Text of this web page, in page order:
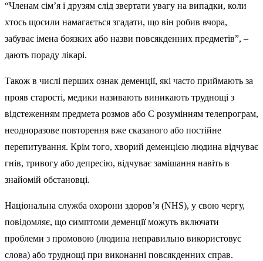
“Членам сім’я і друзям слід звертати увагу на випадки, коли
хтось щосили намагається згадати, що він робив вчора,
забуває імена боязких або назви повсякденних предметів”, –
дають пораду лікарі.
Також в числі перших ознак деменції, які часто приймають за
прояв старості, медики називають виникають труднощі з
відстеженням предмета розмов або C розумінням телепрограм,
неодноразове повторення вже сказаного або постійне
перепитування. Крім того, хворий деменцією людина відчуває
гнів, тривогу або депресію, відчуває замішання навіть в
знайомій обстановці.
Національна служба охорони здоров’я (NHS), у свою чергу,
повідомляє, що симптоми деменції можуть включати
проблеми з промовою (людина неправильно використовує
слова) або труднощі при виконанні повсякденних справ.